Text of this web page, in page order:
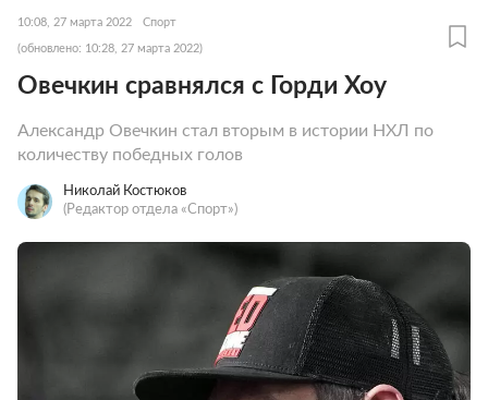
10:08, 27 марта 2022 Спорт
(обновлено: 10:28, 27 марта 2022)
Овечкин сравнялся с Горди Хоу
Александр Овечкин стал вторым в истории НХЛ по
количеству победных голов
Николай Костюков
(Редактор отдела «Спорт»)